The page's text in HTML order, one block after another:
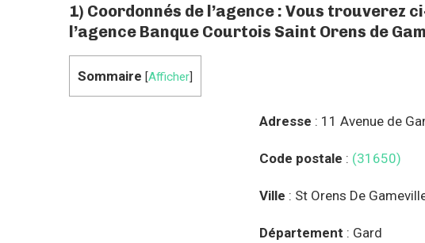
1) Coordonnés de l’agence : Vous trouverez
l’agence Banque Courtois Saint Orens de
Sommaire [Afficher]
Adresse : 11 Avenue de
Code postale : (31650)
Ville : St Orens De
Département : Gard